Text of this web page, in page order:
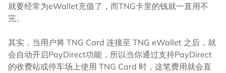
就要经常为eWallet充值了，而TNG卡里的钱就一直用不
完。
其实，当用户将 TNG Card 连接至 TNG eWallet 之后，就
会自动开启PayDirect功能，所以当你通过支持PayDirect
的收费站或停车场上使用 TNG Card 时，这笔费用就会直